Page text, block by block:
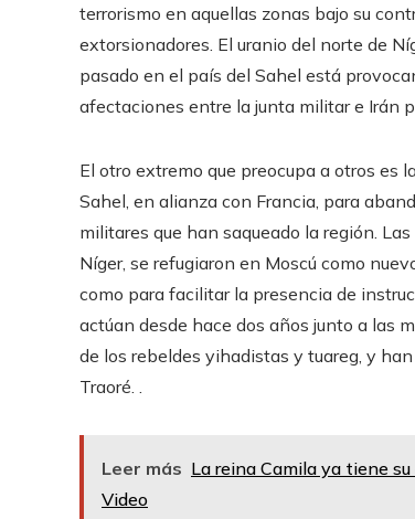
terrorismo en aquellas zonas bajo su
extorsionadores. El uranio del norte de
pasado en el país del Sahel está
afectaciones entre la junta militar e Irán
El otro extremo que preocupa a otros es
Sahel, en alianza con Francia, para
militares que han saqueado la región.
Níger, se refugiaron en Moscú como
como para facilitar la presencia de
actúan desde hace dos años junto a las
de los rebeldes yihadistas y tuareg, y
Traoré. .
Leer más La reina Camila ya tiene
Video